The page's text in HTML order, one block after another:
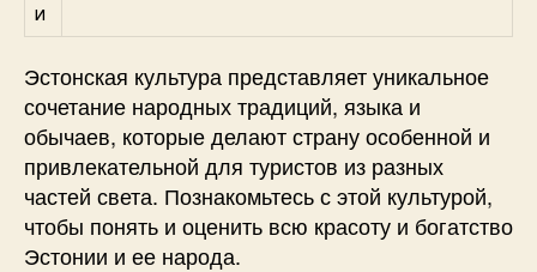
и
Эстонская культура представляет уникальное
сочетание народных традиций, языка и
обычаев, которые делают страну особенной и
привлекательной для туристов из разных
частей света. Познакомьтесь с этой культурой,
чтобы понять и оценить всю красоту и богатство
Эстонии и ее народа.